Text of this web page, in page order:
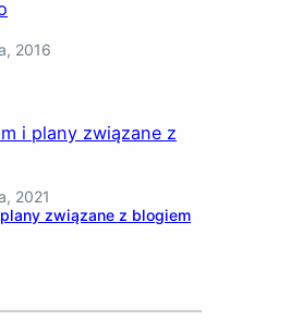
2016
2021
związane z blogiem